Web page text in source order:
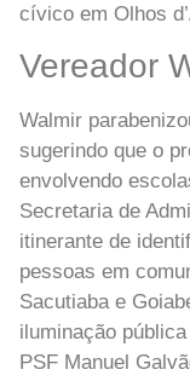
cívico em Olhos
Vereador
Walmir
sugerindo que o
envolvendo
Secretaria de
itinerante de
pessoas em
Sacutiaba e
iluminação
PSF Manuel